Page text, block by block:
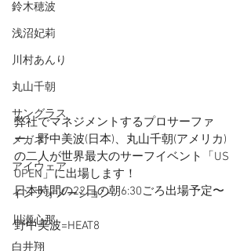
鈴木穂波
浅沼妃莉
川村あんり
丸山千朝
サングラス
メガネ
アイウェア
インフォメーション
川瀬心那
白井翔
弊社でマネジメントするプロサーファ
ー、野中美波(日本)、丸山千朝(アメリカ)
の二人が世界最大のサーフイベント「US
OPEN」に出場します！
日本時間の22日の朝6:30ごろ出場予定〜
野中美波=HEAT8